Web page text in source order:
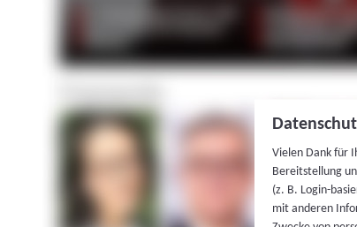
Vielen Dank für
Bereitstellung
(z. B. Login-
mit anderen